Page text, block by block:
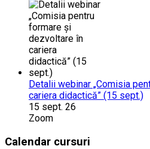
Detalii webinar „Comisia
cariera didactică” (15 sept.)
15 sept. 26
Zoom
Calendar cursuri